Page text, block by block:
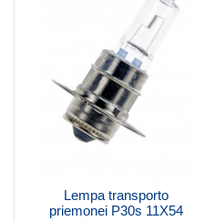
Lempa transporto
priemonei P30s 11X54